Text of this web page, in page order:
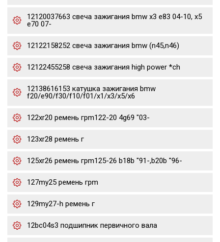
12120037663 свеча зажигания bmw x3 e83 04-10, x5
e70 07-
12122158252 свеча зажигания bmw (n45,n46)
12122455258 свеча зажигания high power *ch
12138616153 катушка зажигания bmw
f20/e90/f30/f10/f01/x1/x3/x5/x6
122xr20 ремень грm122-20 4g69 "03-
123xr28 ремень г
125xr26 ремень грm125-26 b18b "91-,b20b "96-
127my25 ремень грm
129my27-h ремень г
12bc04s3 подшипник первичного вала